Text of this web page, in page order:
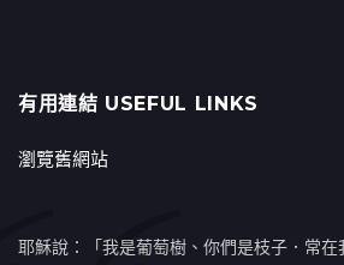
有用連結 USEFUL LINKS
瀏覽舊網站
耶穌說：「我是葡萄樹、你們是枝子．常